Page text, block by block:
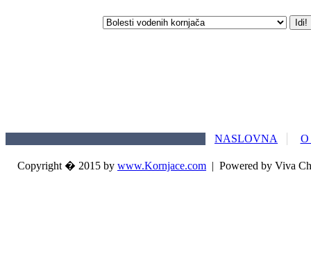
NASLOVNA
Copyright � 2015 by www.Kornjace.com | Powered by Viva